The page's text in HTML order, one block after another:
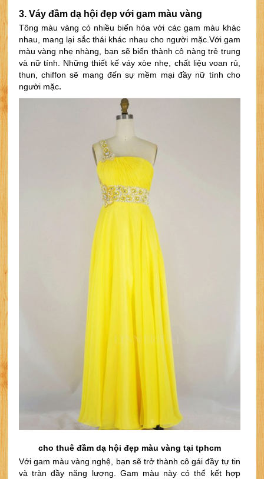
3. Váy đầm dạ hội đẹp với gam màu vàng
Tông màu vàng có nhiều biến hóa với các gam màu khác
nhau, mang lại sắc thái khác nhau cho người mặc. Với gam
màu vàng nhẹ nhàng, bạn sẽ biến thành cô nàng trẻ trung
và nữ tính. Những thiết kế váy xòe nhẹ, chất liệu voan rủ,
thun, chiffon sẽ mang đến sự mềm mại đầy nữ tính cho
người mặc.
cho thuê đầm dạ hội đẹp màu vàng tại tphcm
Với gam màu vàng nghệ, bạn sẽ trở thành cô gái đầy tự tin
và tràn đầy năng lượng. Gam màu này có thể kết hợp